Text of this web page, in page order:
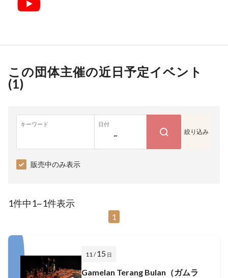
この団体主催の近日予定イベント
(1)
キーワード 日付
~ 絞り込み
販売中のみ表示
1件中1~1件表示
1
11 /15 日
Gamelan Terang Bulan（ガムラ